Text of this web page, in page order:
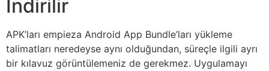
Indirilir
APK’ları empieza Android App Bundle’ları yükleme
talimatları neredeyse aynı olduğundan, süreçle ilgili ayrı
bir kılavuz görüntülemeniz de gerekmez. Uygulamayı